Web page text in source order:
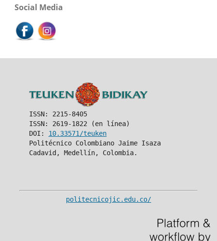
Social Media
ISSN: 2215-8405
ISSN: 2619-1822 (en línea)
DOI: 10.33571/teuken
Politécnico Colombiano Jaime Isaza
Cadavid, Medellín, Colombia.
politecnicojic.edu.co/